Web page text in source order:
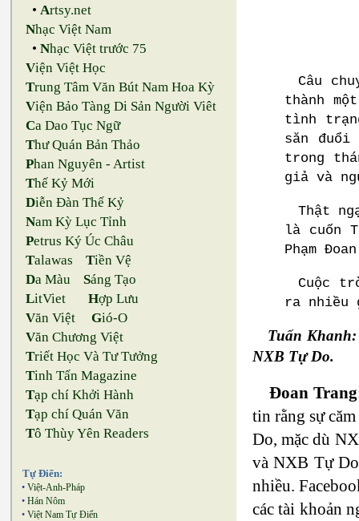
•Artsy.net
Nhạc Việt Nam
•Nhạc Việt trước 75
Viện Việt Học
Trung Tâm Văn Bút Nam Hoa Kỳ
Viện Bảo Tàng Di Sản Người Viêt
Ca Dao Tục Ngữ
Thư Quán Bản Thảo
Phan Nguyên - Artist
Thế Kỷ Mới
Diễn Đàn Thế Kỷ
Nam Kỳ Lục Tỉnh
Petrus Ký Úc Châu
Talawas Tiền Vệ
Da Màu Sáng Tạo
LitViet Hợp Lưu
Văn Việt Gió-O
Văn Chương Việt
Triết Học Và Tư Tưởng
Tinh Tấn Magazine
Tạp chí Khởi Hành
Tạp chí Quán Văn
Tô Thùy Yên Readers
Tự Điển:
• Việt-Anh-Pháp
• Hán Nôm
• Việt Nam Tự Điển
Câu
thành
tình
săn đuổi
trong
giả và
Thật
là cuốn
Phạm
Cuộc
ra nhiều
Tuấn
NXB Tự Do.
Đoan
tin rằng sự
Do, mặc dù
và NXB Tự
nhiều.
các tài khoản